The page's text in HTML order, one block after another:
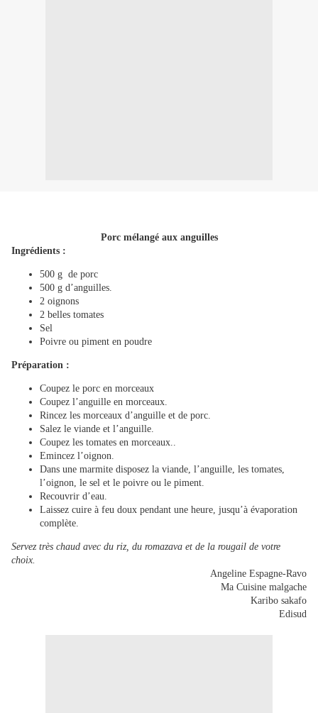
Porc mélangé aux anguilles
Ingrédients :
500 g de porc
500 g d’anguilles.
2 oignons
2 belles tomates
Sel
Poivre ou piment en poudre
Préparation :
Coupez le porc en morceaux
Coupez l’anguille en morceaux.
Rincez les morceaux d’anguille et de porc.
Salez le viande et l’anguille.
Coupez les tomates en morceaux..
Emincez l’oignon.
Dans une marmite disposez la viande, l’anguille, les tomates,
l’oignon, le sel et le poivre ou le piment.
Recouvrir d’eau.
Laissez cuire à feu doux pendant une heure, jusqu’à évaporation
complète.
Servez très chaud avec du riz, du romazava et de la rougail de votre
choix.
Angeline Espagne-Ravo
Ma Cuisine malgache
Karibo sakafo
Edisud